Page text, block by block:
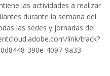
las actividades a realizar
durante la semana del
las sedes y jornadas del
link/track?
390e-4097-9a33-